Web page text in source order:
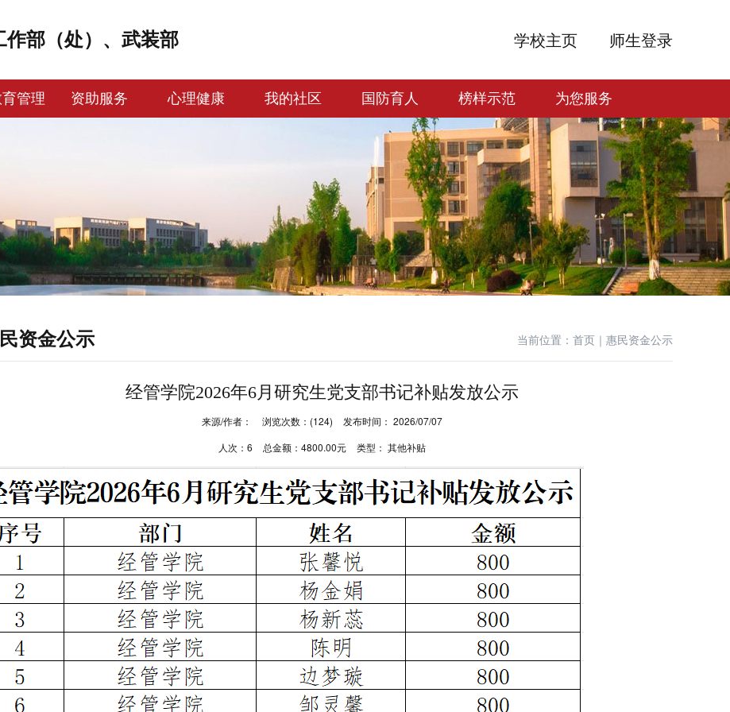
作部（处）、武装部 学校主页 师生登录
管理 资助服务 心理健康 我的社区 国防育人 榜样示范 为您服务
当前位置：首页｜惠民资金公示
资金公示
经管学院2026年6月研究生党支部书记补贴发放公示
来源/作者： 浏览次数：(124) 发布时间： 2026/07/07
人次： 6 总金额： 4800.00元 类型： 其他补贴